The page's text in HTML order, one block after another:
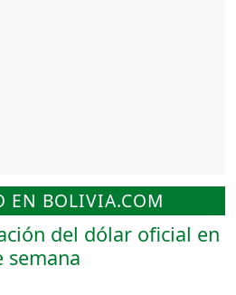
EN BOLIVIA.COM